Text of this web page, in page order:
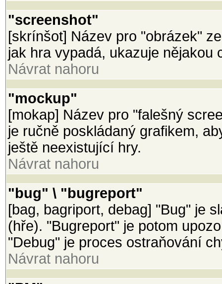
"screenshot"
[skrínšot] Název pro "obrázek"
jak hra vypadá, ukazuje nějakou
Návrat nahoru
"mockup"
[mokap] Název pro "falešný
je ručně poskládaný grafikem,
ještě neexistující hry.
Návrat nahoru
"bug" \ "bugreport"
[bag, bagriport, debag] "Bug" je
(hře). "Bugreport" je potom
"Debug" je proces ostraňování
Návrat nahoru